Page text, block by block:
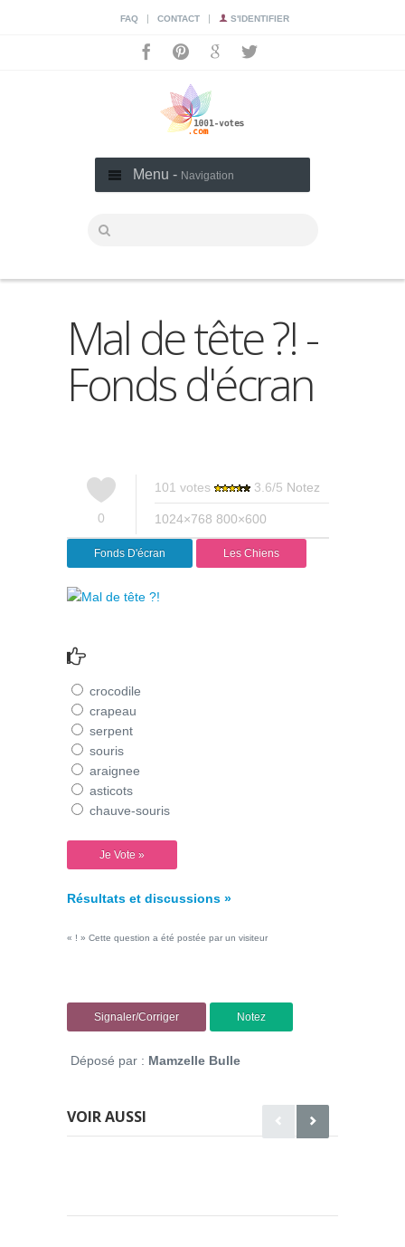
FAQ | CONTACT | S'IDENTIFIER
Menu - Navigation
Mal de tête ?! -
Fonds d'écran
0
101 votes 3.6/5 Notez
1024×768 800×600
Fonds D'écran Les Chiens
crocodile
crapeau
serpent
souris
araignee
asticots
chauve-souris
Résultats et discussions »
« ! » Cette question a été postée par un visiteur
Signaler/Corriger Notez
Déposé par : Mamzelle Bulle
VOIR AUSSI